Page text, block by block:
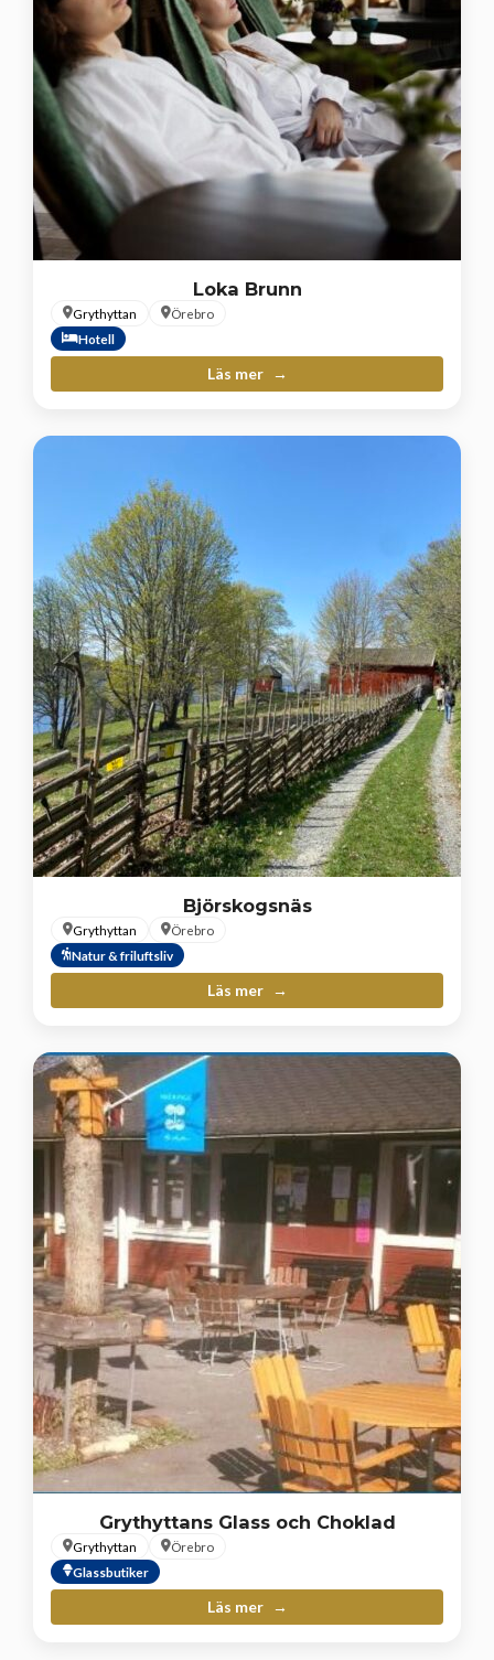
Loka Brunn
Grythyttan
Örebro
Hotell
Läs mer
Björskogsnäs
Grythyttan
Örebro
Natur & friluftsliv
Läs mer
Grythyttans Glass och Choklad
Grythyttan
Örebro
Glassbutiker
Läs mer